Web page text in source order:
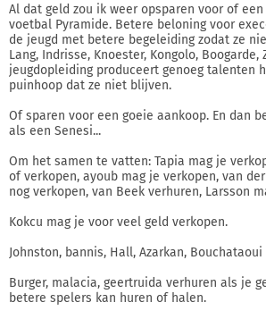
Al dat geld zou ik weer opsparen voor of
voetbal Pyramide. Betere beloning voor
de jeugd met betere begeleiding zodat ze
Lang, Indrisse, Knoester, Kongolo, Boogarde,
jeugdopleiding produceert genoeg talenten
puinhoop dat ze niet blijven.
Of sparen voor een goeie aankoop. En dan
als een Senesi...
Om het samen te vatten: Tapia mag je
of verkopen, ayoub mag je verkopen, van
nog verkopen, van Beek verhuren, Larsson
Kokcu mag je voor veel geld verkopen.
Johnston, bannis, Hall, Azarkan,
Burger, malacia, geertruida verhuren als je
betere spelers kan huren of halen.